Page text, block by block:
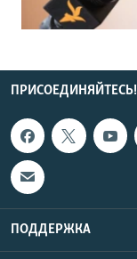
ПРИСОЕДИНЯЙТЕСЬ!
ПОДДЕРЖКА